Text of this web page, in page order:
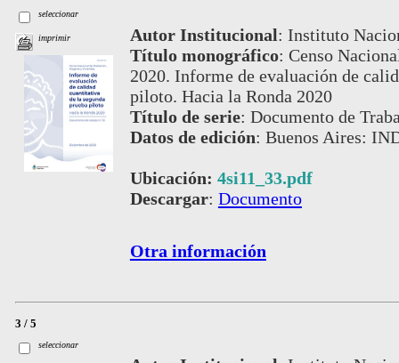
seleccionar
imprimir Autor Institucional: Instituto
Título monográfico: Censo
2020. Informe de evaluación de
piloto. Hacia la Ronda 2020
Título de serie: Documento de
Datos de edición: Buenos Aires:
Ubicación: 4si11_33.pdf
Descargar: Documento
Otra información
3 / 5
seleccionar